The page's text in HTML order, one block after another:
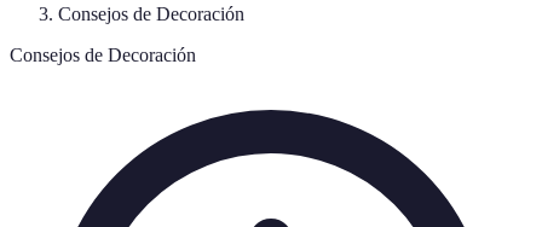
Consejos de Decoración
Consejos de Decoración